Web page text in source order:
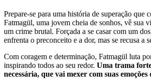
Prepare-se para uma história de superação que
Fatmagül, uma jovem cheia de sonhos, vê sua
um crime brutal. Forçada a se casar com um
enfrenta o preconceito e a dor, mas se recusa a
Com coragem e determinação, Fatmagül luta
inspirando todos ao seu redor. Uma trama
necessária, que vai mexer com suas